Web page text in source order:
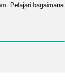
Pelajari bagaimana